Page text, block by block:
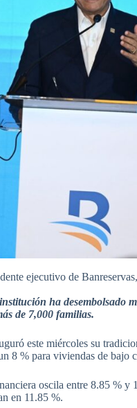
ejecutivo de
ha desembolsado
de 7,000 familias.
este miércoles su
8 % para viviendas de bajo
oscila entre 8.85 %
en 11.85 %.